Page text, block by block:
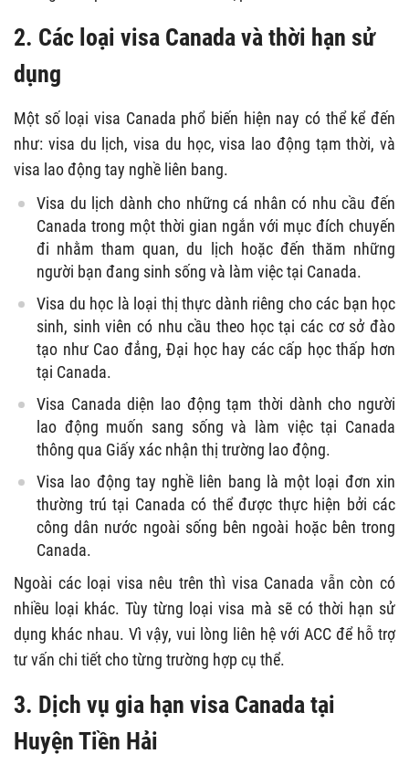
2. Các loại visa Canada và thời hạn sử
dụng
Một số loại visa Canada phổ biến hiện nay có thể kể đến
như: visa du lịch, visa du học, visa lao động tạm thời, và
visa lao động tay nghề liên bang.
Visa du lịch dành cho những cá nhân có nhu cầu đến
Canada trong một thời gian ngắn với mục đích chuyến
đi nhằm tham quan, du lịch hoặc đến thăm những
người bạn đang sinh sống và làm việc tại Canada.
Visa du học là loại thị thực dành riêng cho các bạn học
sinh, sinh viên có nhu cầu theo học tại các cơ sở đào
tạo như Cao đẳng, Đại học hay các cấp học thấp hơn
tại Canada.
Visa Canada diện lao động tạm thời dành cho người
lao động muốn sang sống và làm việc tại Canada
thông qua Giấy xác nhận thị trường lao động.
Visa lao động tay nghề liên bang là một loại đơn xin
thường trú tại Canada có thể được thực hiện bởi các
công dân nước ngoài sống bên ngoài hoặc bên trong
Canada.
Ngoài các loại visa nêu trên thì visa Canada vẫn còn có
nhiều loại khác. Tùy từng loại visa mà sẽ có thời hạn sử
dụng khác nhau. Vì vậy, vui lòng liên hệ với ACC để hỗ trợ
tư vấn chi tiết cho từng trường hợp cụ thể.
3. Dịch vụ gia hạn visa Canada tại
Huyện Tiền Hải